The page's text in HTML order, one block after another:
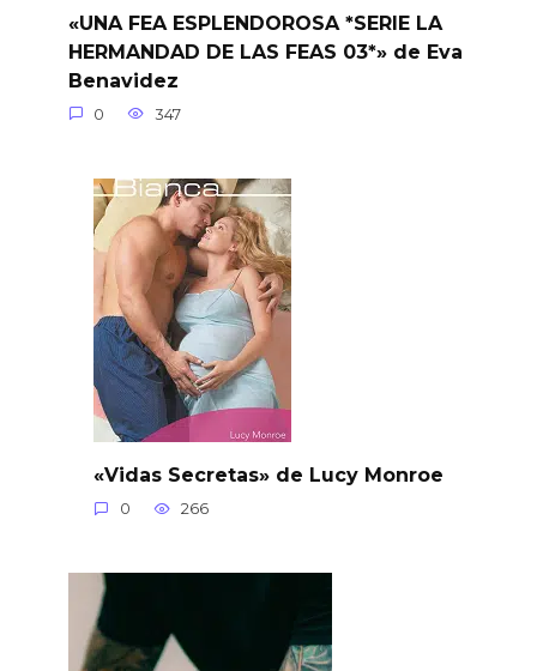
«UNA FEA ESPLENDOROSA *SERIE LA
HERMANDAD DE LAS FEAS 03*» de Eva
Benavidez
0 347
«Vidas Secretas» de Lucy Monroe
0 266